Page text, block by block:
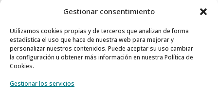
Gestionar consentimiento
Utilizamos cookies propias y de terceros que analizan de forma
estadística el uso que hace de nuestra web para mejorar y
personalizar nuestros contenidos. Puede aceptar su uso cambiar
la configuración u obtener más información en nuestra Política de
Cookies.
Gestionar los servicios